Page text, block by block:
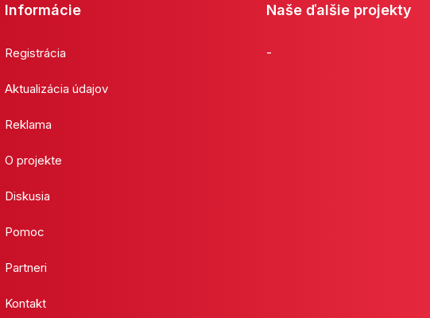
Informácie
Registrácia
Aktualizácia údajov
Reklama
O projekte
Diskusia
Pomoc
Partneri
Kontakt
Naše ďalšie projekty
-